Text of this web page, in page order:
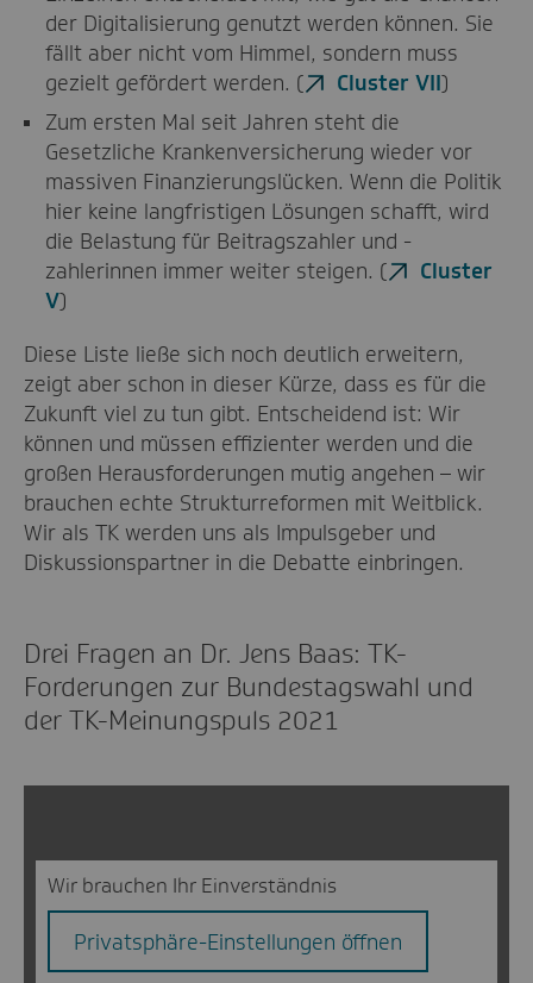
der Digitalisierung genutzt werden können. Sie
fällt aber nicht vom Himmel, sondern muss
gezielt gefördert werden. (
Cluster VII)
Zum ersten Mal seit Jahren steht die
Gesetzliche Krankenversicherung wieder vor
massiven Finanzierungslücken. Wenn die Politik
hier keine langfristigen Lösungen schafft, wird
die Belastung für Beitragszahler und -
zahlerinnen immer weiter steigen. (
Cluster
V)
Diese Liste ließe sich noch deutlich erweitern,
zeigt aber schon in dieser Kürze, dass es für die
Zukunft viel zu tun gibt. Entscheidend ist: Wir
können und müssen effizienter werden und die
großen Herausforderungen mutig angehen – wir
brauchen echte Strukturreformen mit Weitblick.
Wir als TK werden uns als Impulsgeber und
Diskussionspartner in die Debatte einbringen.
Drei Fragen an Dr. Jens Baas: TK-
Forderungen zur Bundestagswahl und
der TK-Meinungspuls 2021
Wir brauchen Ihr Einverständnis
Privatsphäre-Einstellungen öffnen